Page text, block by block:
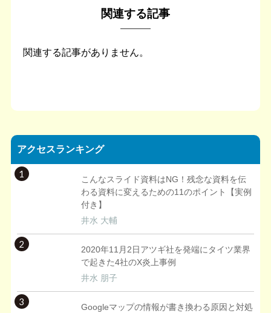
関連する記事
関連する記事がありません。
アクセスランキング
1
こんなスライド資料はNG！残念な資料を伝
わる資料に変えるための11のポイント【実例
付き】
井水 大輔
2
2020年11月2日アツギ社を発端にタイツ業界
で起きた4社のX炎上事例
井水 朋子
3
Googleマップの情報が書き換わる原因と対処